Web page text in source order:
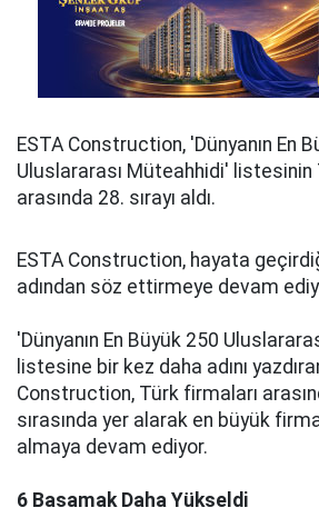
ESTA Construction, 'Dünyanın En
Uluslararası Müteahhidi'
arasında 28. sırayı aldı.
ESTA Construction, hayata
adından söz ettirmeye devam
'Dünyanın En Büyük 250
listesine bir kez daha adını
Construction, Türk firmaları
sırasında yer alarak en büyük
almaya devam ediyor.
6 Basamak Daha Yükseldi